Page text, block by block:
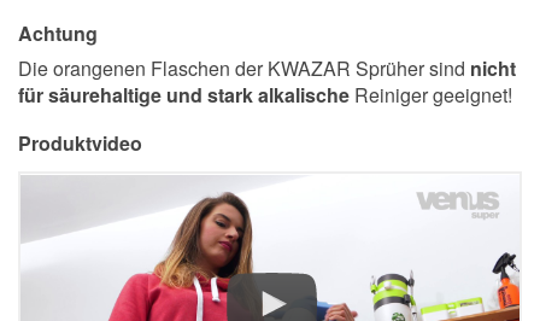
Achtung
Die orangenen Flaschen der KWAZAR Sprüher sind nicht
für säurehaltige und stark alkalische Reiniger geeignet!
Produktvideo